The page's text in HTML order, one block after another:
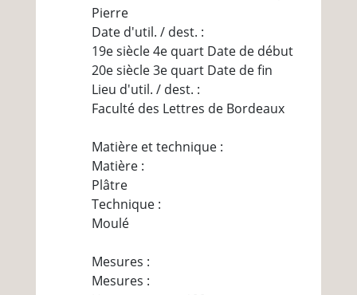
Pierre
Date d'util. / dest. :
19e siècle 4e quart Date de début
20e siècle 3e quart Date de fin
Lieu d'util. / dest. :
Faculté des Lettres de Bordeaux
Matière et technique :
Matière :
Plâtre
Technique :
Moulé
Mesures :
Mesures :